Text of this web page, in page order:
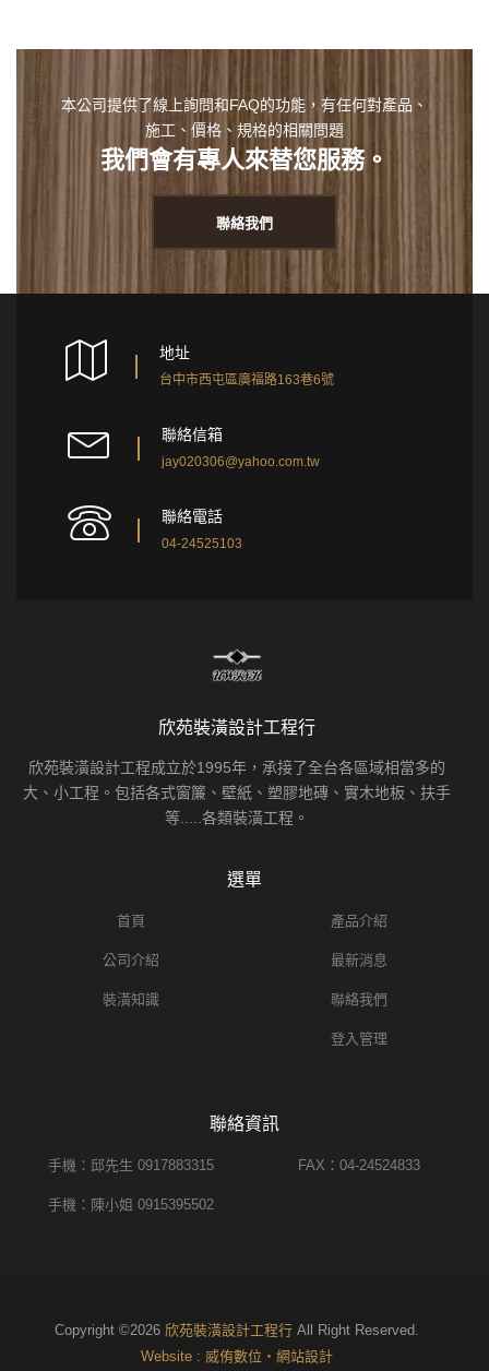
本公司提供了線上詢問和FAQ的功能，有任何對產品、
施工、價格、規格的相關問題
我們會有專人來替您服務。
聯絡我們
地址
台中市西屯區廣福路163巷6號
聯絡信箱
jay020306@yahoo.com.tw
聯絡電話
04-24525103
欣苑裝潢設計工程行
欣苑裝潢設計工程成立於1995年，承接了全台各區域相當多的
大、小工程。包括各式窗簾、壁紙、塑膠地磚、實木地板、扶手
等.....各類裝潢工程。
選單
首頁
公司介紹
裝潢知識
產品介紹
最新消息
聯絡我們
登入管理
聯絡資訊
手機：邱先生 0917883315
手機：陳小姐 0915395502
FAX：04-24524833
Copyright ©2026 欣苑裝潢設計工程行All Right Reserved.
Website : 威侑數位‧網站設計